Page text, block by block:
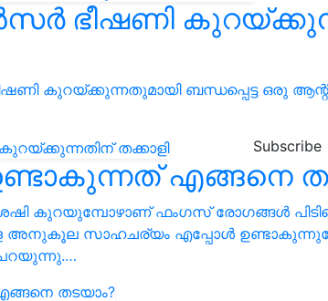
Subscribe
ഭീഷണി
കുറയ്ക്കുന്നതുമായി ബന്ധപ്പെട്ട ഒരു
എങ്ങനെ
കുറയുമ്പോഴാണ് ഫംഗസ് രോഗങ്ങള്‍
അനുകൂല സാഹചര്യം എപ്പോള്‍
പറയുന്നു.…